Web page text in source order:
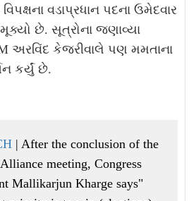
વડાપ્રધાન પદના ઉમેદવાર
મૂક્યો છે. સૂત્રોના જણાવ્યા
અરવિંદ કેજરીવાલે પણ મમતાના
કર્યું છે.
| After the conclusion of the
meeting, Congress
Mallikarjun Kharge says"